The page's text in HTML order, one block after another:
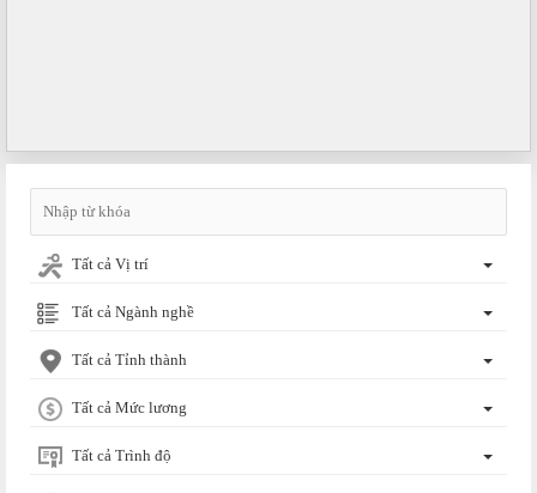
Tất cả Vị trí
Tất cả Ngành nghề
Tất cả Tỉnh thành
Tất cả Mức lương
Tất cả Trình độ